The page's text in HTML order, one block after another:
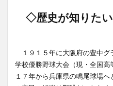
◇歴史が知りたい
１９１５年に大阪府の豊中グ
学校優勝野球大会（現・全国高
１７年から兵庫県の鳴尾球場